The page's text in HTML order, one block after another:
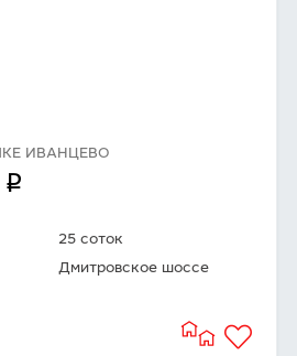
ИВАНЦЕВО
q
25 соток
Дмитровское шоссе